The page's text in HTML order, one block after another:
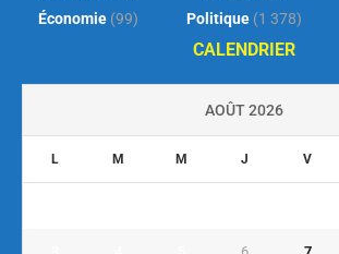
Économie (99)
Politique(1 378)
CALENDRIER
AOÛT 2026
L M M J V